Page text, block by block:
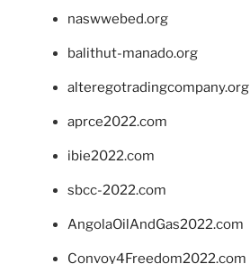
naswwebed.org
balithut-manado.org
alteregotradingcompany.org
aprce2022.com
ibie2022.com
sbcc-2022.com
AngolaOilAndGas2022.com
Convoy4Freedom2022.com